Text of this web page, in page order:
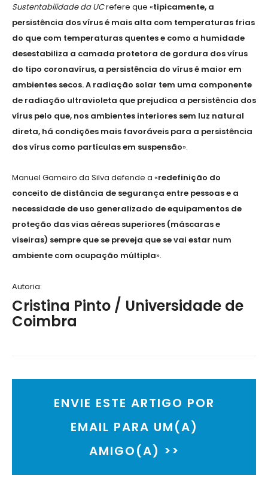
Sustentabilidade da UCrefere que «tipicamente, a
persistência dos vírus é mais alta com temperaturas frias
do que com temperaturas quentese como a humidade
desestabiliza a camada protetora de gordura dos vírus
do tipo coronavírus, a persistência do vírus é maior em
ambientes secos. A radiação solar tem uma componente
de radiação ultravioleta que prejudica a persistência dos
vírus pelo que, nos ambientes interiores sem luz natural
direta, há condições mais favoráveis para a persistência
dos vírus como partículas em suspensão».
Manuel Gameiro da Silva defende a «redefinição do
conceito de distância de segurança entre pessoas e a
necessidade de uso generalizado de equipamentos de
proteção das vias aéreas superiores (máscaras e
viseiras) sempre que se preveja que se vai estar num
ambiente com ocupação múltipla».
Autoria:
Cristina Pinto / Universidade de
Coimbra
ENVIE ESTE ARTIGO POR
EMAIL PARA UM(A)
AMIGO(A) >>